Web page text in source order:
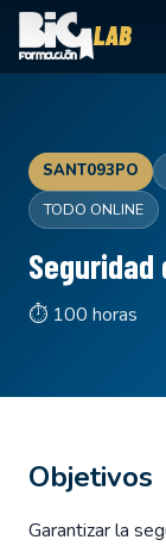
SANT093PO
TODO ONLINE
⏱ 100 horas
Objetivos
Garantizar la